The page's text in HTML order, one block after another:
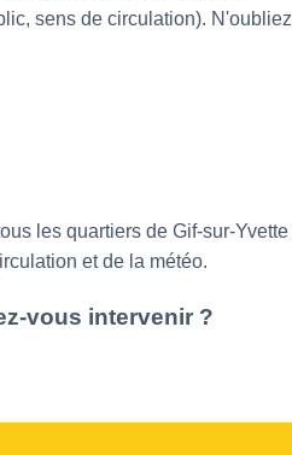
sens de circulation). N'oubliez
les quartiers de Gif-sur-Yvette
et de la météo.
vous intervenir ?